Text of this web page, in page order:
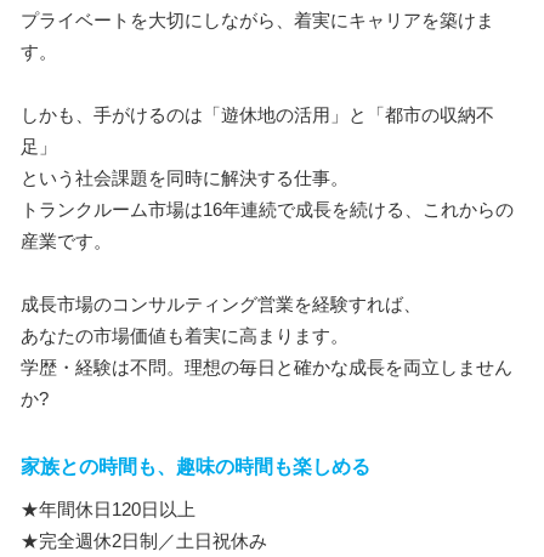
プライベートを大切にしながら、着実にキャリアを築けま
す。
しかも、手がけるのは「遊休地の活用」と「都市の収納不
足」
という社会課題を同時に解決する仕事。
トランクルーム市場は16年連続で成長を続ける、これからの
産業です。
成長市場のコンサルティング営業を経験すれば、
あなたの市場価値も着実に高まります。
学歴・経験は不問。理想の毎日と確かな成長を両立しません
か?
家族との時間も、趣味の時間も楽しめる
★年間休日120日以上
★完全週休2日制／土日祝休み